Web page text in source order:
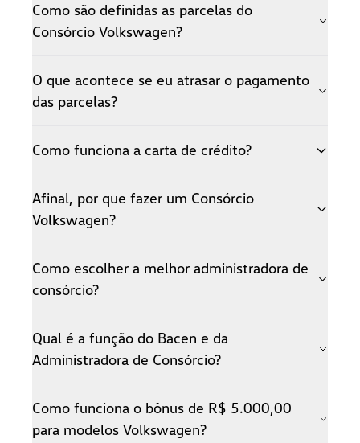
Como são definidas as parcelas do
Consórcio Volkswagen?
O que acontece se eu atrasar o pagamento
das parcelas?
Como funciona a carta de crédito?
Afinal, por que fazer um Consórcio
Volkswagen?
Como escolher a melhor administradora de
consórcio?
Qual é a função do Bacen e da
Administradora de Consórcio?
Como funciona o bônus de R$ 5.000,00
para modelos Volkswagen?